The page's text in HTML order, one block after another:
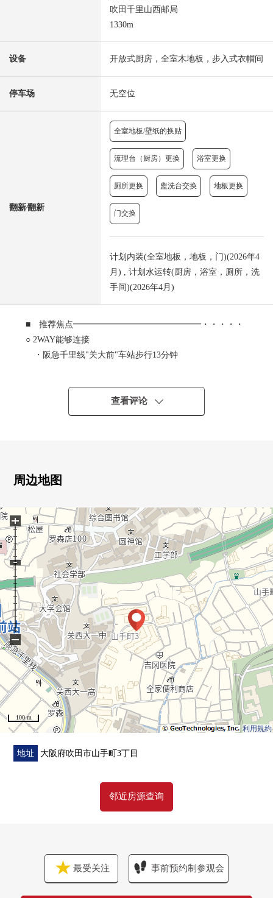
吹田千里山西邮局
1330m
设备 开放式厨房，全室木地板，步入式衣帽间
停车场 无空位
翻新⁄翻新
全室地板/壁纸的换贴
流理台（厨房）更换 浴室更换
厕所更换 盥洗台交换 地板更换
门交换
计划内装(全室地板，地板，门)(2026年4
月) , 计划水运转(厨房，浴室，厕所，洗
手间)(2026年4月)
■ 推荐焦点━━━━━━━━━━━━━━━・・・・・
○ 2WAY能够连接
・阪急千里线"关大前"车站步行13分钟
○ 63.72平米、2LDK的房型
○ 周围在清静的住宅地是成熟稳重的居住环境
○ 随时为空房可以内览
○ 西式房间(约6.1张塌塌米)有步入式衣帽间
查看评论
周边地图
利用規約
100 m
+
−
地址 大阪府吹田市山手町3丁目
邻近房源查询
最受关注 事前预约制参观会